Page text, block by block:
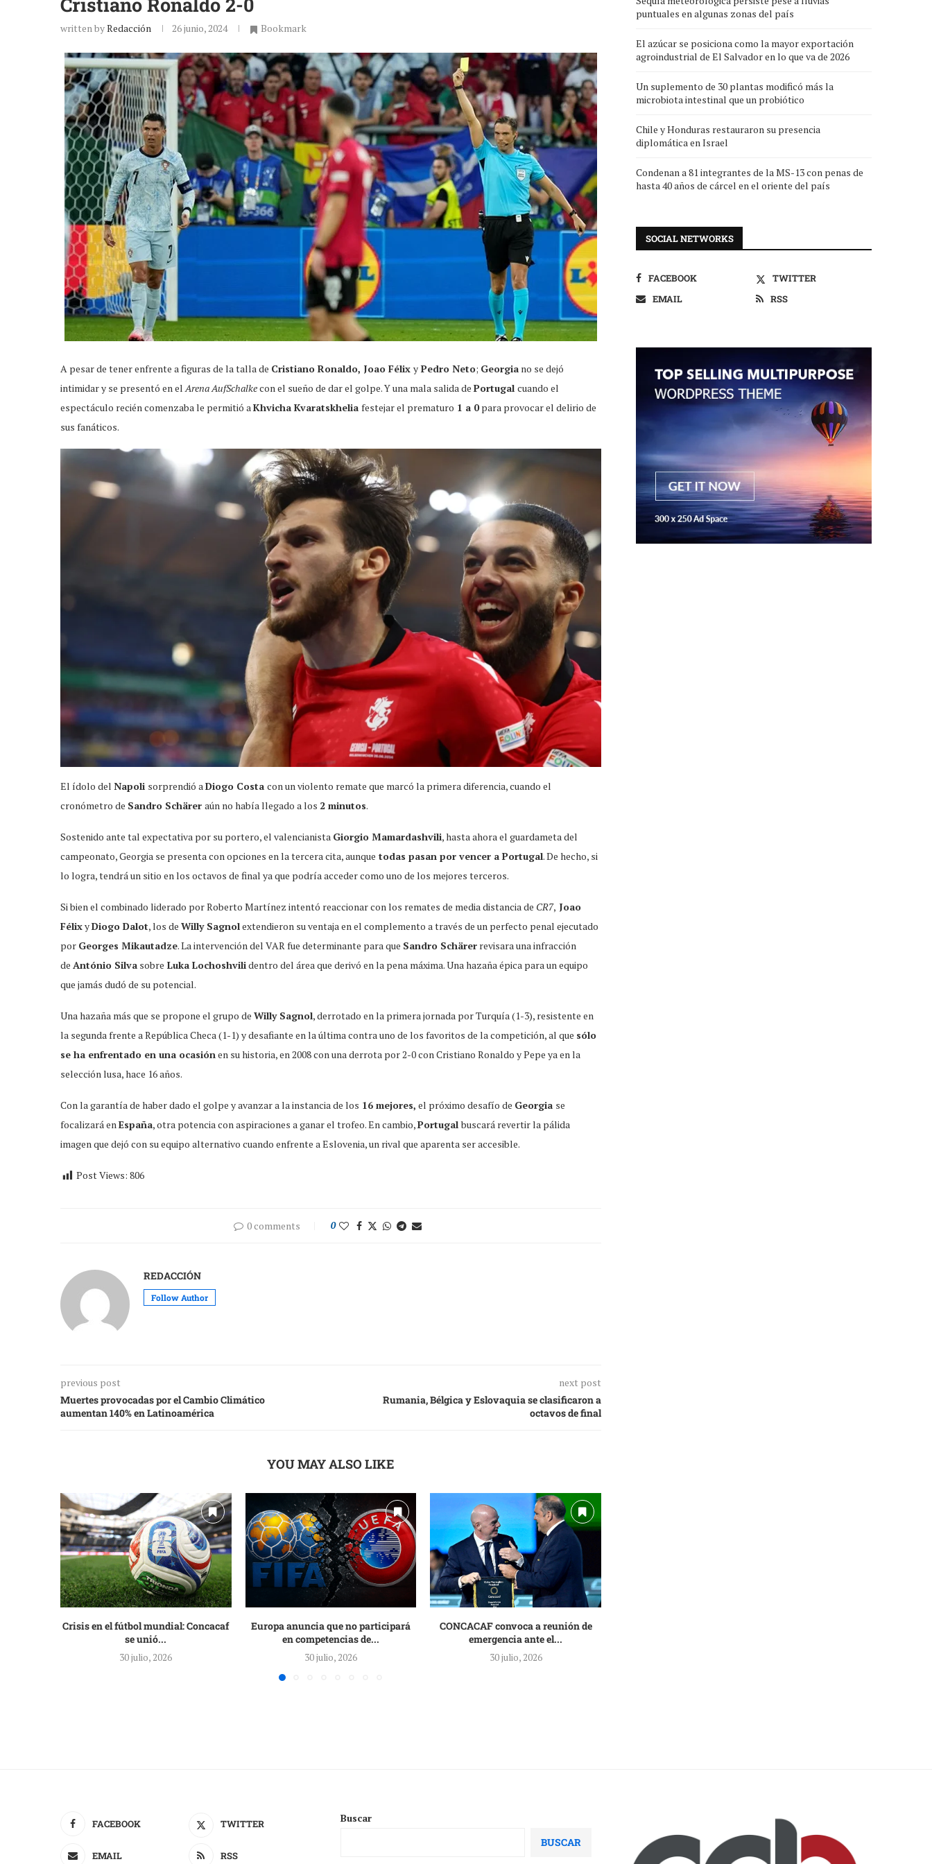
written byRedacción 26 junio, 2024 Bookmark
A pesar de tener enfrente a figuras de la talla de Cristiano Ronaldo, Joao Félix y Pedro Neto; Georgia no se dejó
intimidar y se presentó en elArena AufSchalkecon el sueño de dar el golpe. Y una mala salida de Portugal cuando el
espectáculo recién comenzaba le permitió aKhvicha Kvaratskhelia festejar el prematuro 1 a 0para provocar el delirio de
sus fanáticos.
El ídolo del Napoli sorprendió aDiogo Costa con un violento remate que marcó la primera diferencia, cuando el
cronómetro de Sandro Schärer aún no había llegado a los 2 minutos.
Sostenido ante tal expectativa por su portero, el valencianista Giorgio Mamardashvili, hasta ahora el guardameta del
campeonato, Georgia se presenta con opciones en la tercera cita, aunque todas pasan por vencer a Portugal. De hecho, si
lo logra, tendrá un sitio en los octavos de final ya que podría acceder como uno de los mejores terceros.
Si bien el combinado liderado por Roberto Martínez intentó reaccionar con los remates de media distancia de CR7, Joao
FélixyDiogo Dalot, los de Willy Sagnolextendieron su ventaja en el complemento a través de un perfecto penal ejecutado
por Georges Mikautadze. La intervención del VAR fue determinante para que Sandro Schärer revisara una infracción
de António Silva sobre Luka Lochoshvilidentro del área que derivó en la pena máxima. Una hazaña épica para un equipo
que jamás dudó de su potencial.
Una hazaña más que se propone el grupo de Willy Sagnol, derrotado en la primera jornada por Turquía (1-3), resistente en
la segunda frente a República Checa (1-1) y desafiante en la última contra uno de los favoritos de la competición, al que sólo
se ha enfrentado en una ocasiónen su historia, en 2008 con una derrota por 2-0 con Cristiano Ronaldo y Pepe ya en la
selección lusa, hace 16 años.
Con la garantía de haber dado el golpe y avanzar a la instancia de los 16 mejores, el próximo desafío de Georgia se
focalizará enEspaña, otra potencia con aspiraciones a ganar el trofeo. En cambio,Portugalbuscará revertir la pálida
imagen que dejó con su equipo alternativo cuando enfrente a Eslovenia, un rival que aparenta ser accesible.
Post Views: 806
0 comments 0
REDACCIÓN
Follow Author
previous post
Muertes provocadas por el Cambio Climático
aumentan 140% en Latinoamérica
next post
Rumania, Bélgica y Eslovaquia se clasificaron a
octavos de final
YOU MAY ALSO LIKE
Crisis en el fútbol mundial: Concacaf
se unió...
30 julio, 2026
Europa anuncia que no participará
en competencias de...
30 julio, 2026
CONCACAF convoca a reunión de
emergencia ante el...
30 julio, 2026
puntuales en algunas zonas del país
El azúcar se posiciona como la mayor exportación
agroindustrial de El Salvador en lo que va de 2026
Un suplemento de 30 plantas modificó más la
microbiota intestinal que un probiótico
Chile y Honduras restauraron su presencia
diplomática en Israel
Condenan a 81 integrantes de la MS-13 con penas de
hasta 40 años de cárcel en el oriente del país
SOCIAL NETWORKS
FACEBOOK
TWITTER
EMAIL
RSS
FACEBOOK TWITTER
EMAIL RSS
Buscar
BUSCAR